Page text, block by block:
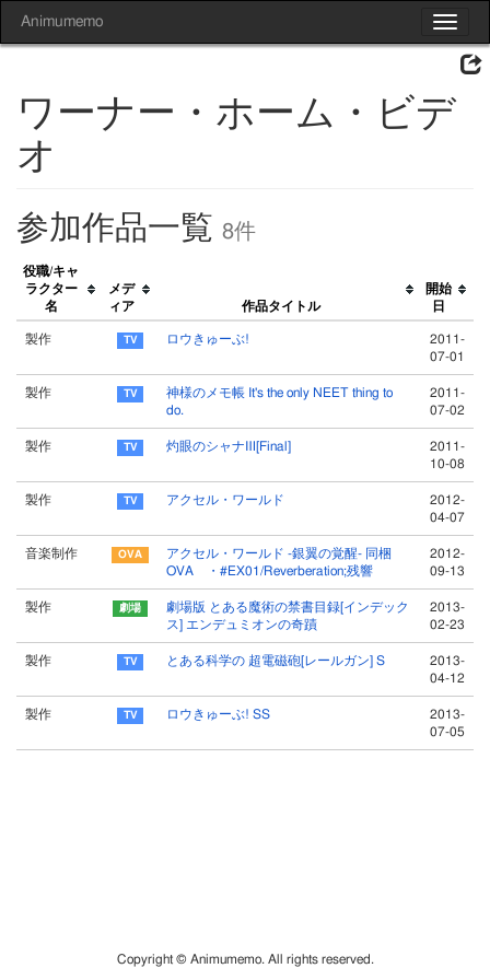
Toggle
Animumemo
ワーナー・ホーム・ビデ
オ
参加作品一覧 8件
役職/キャ
ラクター
名
メデ
ィア
作品タイトル
開始
日
製作 ロウきゅーぶ!
2011-
07-01
製作
神様のメモ帳 It's the only NEET thing to
do.
2011-
07-02
製作 灼眼のシャナⅢ[Final]
2011-
10-08
製作 アクセル・ワールド
2012-
04-07
音楽制作
アクセル・ワールド -銀翼の覚醒- 同梱
OVA ・#EX01/Reverberation;残響
2012-
09-13
製作
劇場版 とある魔術の禁書目録[インデック
ス] エンデュミオンの奇蹟
2013-
02-23
製作 とある科学の 超電磁砲[レールガン] S
2013-
04-12
製作 ロウきゅーぶ! SS
2013-
07-05
Copyright © Animumemo. All rights reserved.